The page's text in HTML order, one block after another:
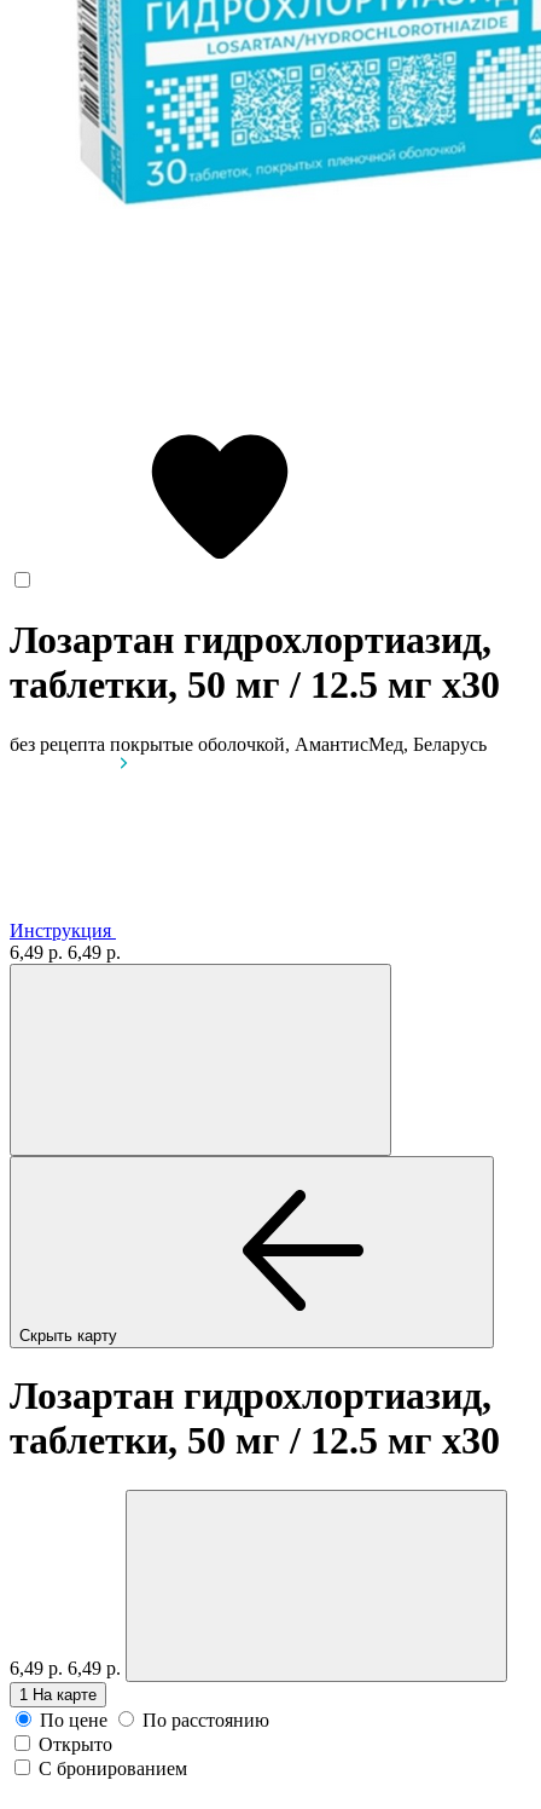
Лозартан гидрохлортиазид,
таблетки, 50 мг / 12.5 мг x30
без рецепта покрытые оболочкой, АмантисМед, Беларусь
Инструкция
6,49 р. 6,49 р.
Скрыть карту
Лозартан гидрохлортиазид,
таблетки, 50 мг / 12.5 мг x30
6,49 р. 6,49 р.
1 На карте
По цене
По расстоянию
Открыто
С бронированием